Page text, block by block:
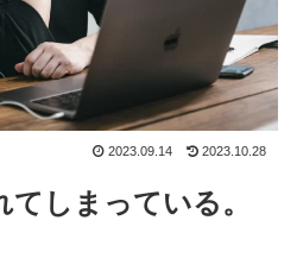
2023.09.14 2023.10.28
しまっている。